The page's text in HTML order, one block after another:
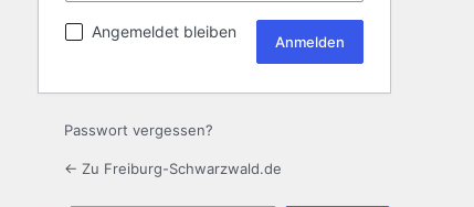
Angemeldet bleiben
Passwort vergessen?
← Zu Freiburg-Schwarzwald.de